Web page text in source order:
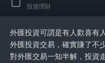
投資理財
外匯投資可謂是有人歡喜有
外匯投資交易，確實賺了不
對外匯交易一知半解，投資